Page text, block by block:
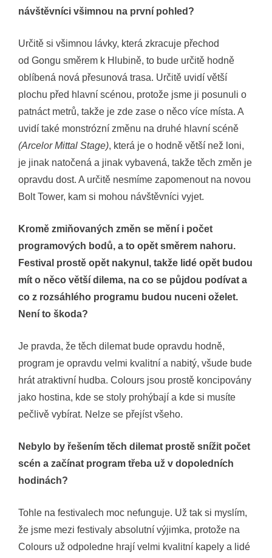
návštěvníci všimnou na první pohled?
Určitě si všimnou lávky, která zkracuje přechod
od Gongu směrem k Hlubině, to bude určitě hodně
oblíbená nová přesunová trasa. Určitě uvidí větší
plochu před hlavní scénou, protože jsme ji posunuli o
patnáct metrů, takže je zde zase o něco více místa. A
uvidí také monstrózní změnu na druhé hlavní scéně
(Arcelor Mittal Stage), která je o hodně větší než loni,
je jinak natočená a jinak vybavená, takže těch změn je
opravdu dost. A určitě nesmíme zapomenout na novou
Bolt Tower, kam si mohou návštěvníci vyjet.
Kromě zmiňovaných změn se mění i počet
programových bodů, a to opět směrem nahoru.
Festival prostě opět nakynul, takže lidé opět budou
mít o něco větší dilema, na co se půjdou podívat a
co z rozsáhlého programu budou nuceni oželet.
Není to škoda?
Je pravda, že těch dilemat bude opravdu hodně,
program je opravdu velmi kvalitní a nabitý, všude bude
hrát atraktivní hudba. Colours jsou prostě koncipovány
jako hostina, kde se stoly prohýbají a kde si musíte
pečlivě vybírat. Nelze se přejíst všeho.
Nebylo by řešením těch dilemat prostě snížit počet
scén a začínat program třeba už v dopoledních
hodinách?
Tohle na festivalech moc nefunguje. Už tak si myslím,
že jsme mezi festivaly absolutní výjimka, protože na
Colours už odpoledne hrají velmi kvalitní kapely a lidé